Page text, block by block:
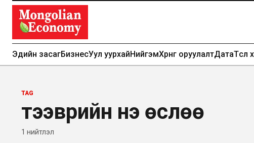
Эдийн засагБизнесУул уурхайНийгэмХөрөнгө оруулалтДатаТөсөл
TAG
тээврийн үнэ өслөө
1 нийтлэл